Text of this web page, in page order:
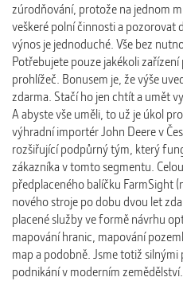
zúrodňování, protože na jednom
veškeré polní činnosti a pozorovat
výnos je jednoduché. Vše bez
Potřebujete pouze jakékoli
prohlížeč. Bonusem je, že výše
zdarma. Stačí ho jen chtít a umět
A abyste vše uměli, to už je úkol
výhradní importér John Deere v
rozšiřující podpůrný tým, který
zákazníka v tomto segmentu.
předplaceného balíčku FarmSight
nového stroje po dobu dvou let
placené služby ve formě návrhu
mapování hranic, mapování
map a podobně. Jsme totiž
podnikání v moderním zemědělství.